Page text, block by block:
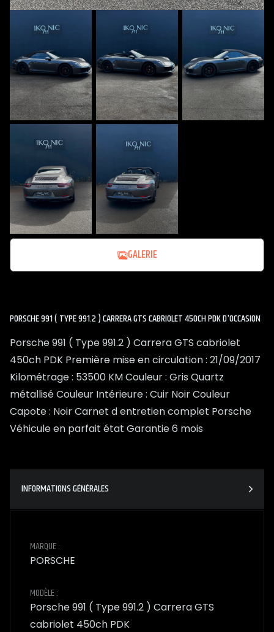
GALERIE
PORSCHE 991 ( TYPE 991.2 ) CARRERA GTS CABRIOLET 450CH PDK D'OCCASION
Porsche 991 ( Type 991.2 ) Carrera GTS cabriolet
450ch PDK Première mise en circulation : 21/09/2017
Kilométrage : 53500 KM Couleur : Gris Quartz
métallisé Couleur Intérieure : Cuir Noir Couleur
Capote : Noir Carnet d entretien complet Porsche
Véhicule en parfait état Garantie 6 mois
INFORMATIONS GÉNÉRALES
MARQUE :
PORSCHE
MODÈLE :
Porsche 991 ( Type 991.2 ) Carrera GTS
cabriolet 450ch PDK